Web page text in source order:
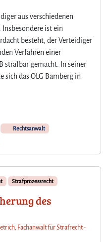
s
R
e
c
h
aus verschiedenen
Insbesondere ist ein
besteht, der Verteidiger
Verfahren einer
strafbar gemacht. In seiner
sich das OLG Bamberg in
Rechtsanwalt
Strafprozessrecht
des
Fachanwalt für Strafrecht -